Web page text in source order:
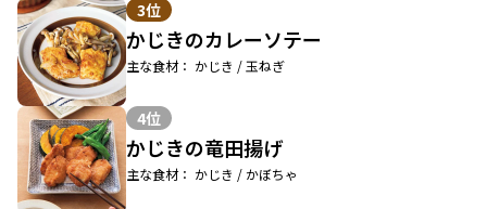
3位
かじきのカレーソテー
主な食材： かじき / 玉ねぎ
4位
かじきの竜田揚げ
主な食材： かじき / かぼちゃ